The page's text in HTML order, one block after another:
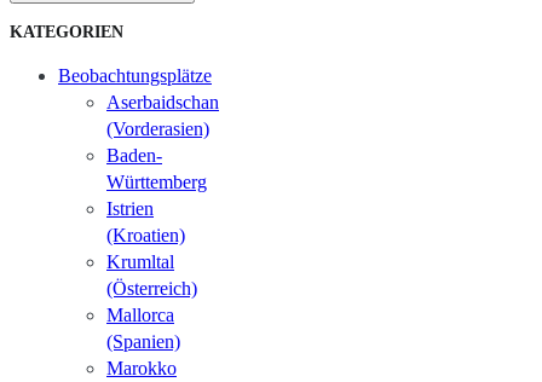
KATEGORIEN
Beobachtungsplätze
Aserbaidschan
(Vorderasien)
Baden-
Württemberg
Istrien
(Kroatien)
Krumltal
(Österreich)
Mallorca
(Spanien)
Marokko